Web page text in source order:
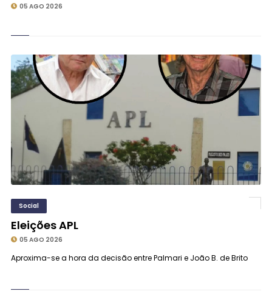
05 AGO 2026
Social
Eleições APL
05 AGO 2026
Aproxima-se a hora da decisão entre Palmari e João B. de Brito